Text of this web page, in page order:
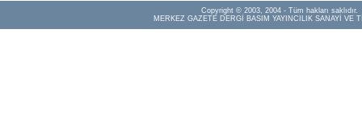
Copyright © 2003, 2004 - Tüm hakları saklıdır.
MERKEZ GAZETE DERGİ BASIM YAYINCILIK SANAYİ VE